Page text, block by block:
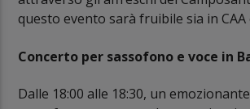
questo evento sarà fruibile sia in CAA
Concerto per sassofono e voce in
Dalle 18:00 alle 18:30, un